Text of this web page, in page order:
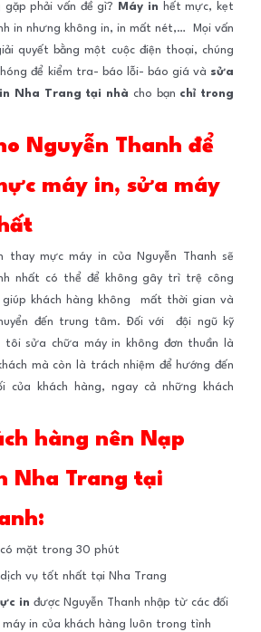
gặp phải vấn đề gì? Máy in hết mực, kẹt
in nhưng không in, in mất nét,…
Mọi vấn
quyết bằng một cuộc điện thoại, chúng
để kiểm tra- báo lỗi- báo giá và sửa
Nha Trang tại nhà cho bạn chỉ trong
Nguyễn Thanh để
máy in, sửa máy
thay mực máy in của Nguyễn Thanh sẽ
nhất có thể để không gây trì trệ công
giúp khách hàng không mất thời gian và
đến trung tâm. Đối với đội ngũ kỹ
tôi sửa chữa máy in không đơn thuần là
mà còn là trách nhiệm để hướng đến
của khách hàng, ngay cả những khách
hàng nên Nạp
Nha Trang tại
mặt trong 30 phút
vụ tốt nhất tại Nha Trang
in được Nguyễn Thanh nhập từ các đối
in của khách hàng luôn trong tình